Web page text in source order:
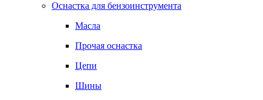
Оснастка для бензоинструмента
Масла
Прочая оснастка
Цепи
Шины